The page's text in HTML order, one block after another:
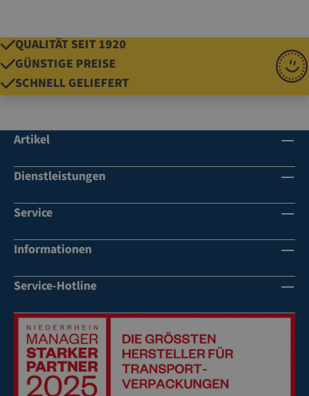
QUALITÄT SEIT 1920
GÜNSTIGE PREISE
SCHNELL GELIEFERT
Artikel
Dienstleistungen
Service
Informationen
Service-Hotline